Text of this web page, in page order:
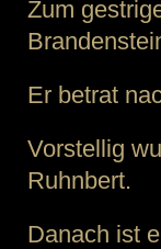
Zum
Er betrat
Vorstellig
Ruhnbert.
Danach ist